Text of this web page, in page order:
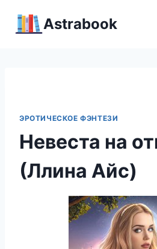
Аstrabook
ЭРОТИЧЕСКОЕ ФЭНТЕЗИ
Невеста на
(Ллина Айс)